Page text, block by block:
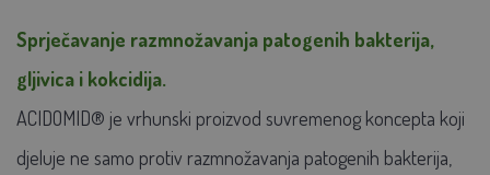
Sprječavanje razmnožavanja patogenih bakterija,
gljivica i kokcidija.
ACIDOMID® je vrhunski proizvod suvremenog koncepta koji
djeluje ne samo protiv razmnožavanja patogenih bakterija,